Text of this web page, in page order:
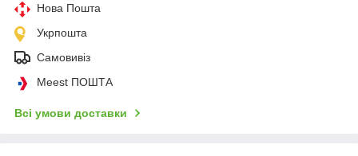
Нова Пошта
Укрпошта
Самовивіз
Meest ПОШТА
Всі умови доставки